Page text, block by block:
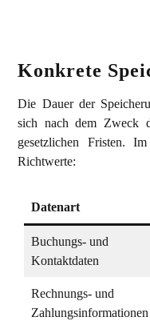
Konkrete
Die Dauer der
sich nach dem Zweck
gesetzlichen Fristen.
Richtwerte:
Datenart
Buchungs- und
Kontaktdaten
Rechnungs- und
Zahlungsinformationen